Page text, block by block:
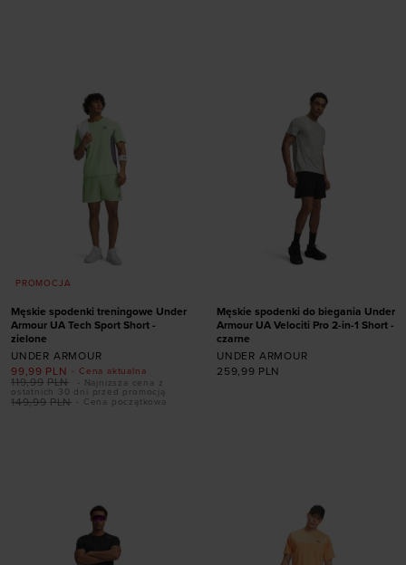
L
PROMOCJA
Męskie spodenki treningowe Under
Armour UA Tech Sport Short -
zielone
UNDER ARMOUR
- Cena aktualna
99,99 PLN
- Cena początkowa
149,99 PLN
119,99 PLN
- Najniższa cena z
ostatnich 30 dni przed promocją
Męskie spodenki do biegania Under
Armour UA Velociti Pro 2-in-1 Short -
czarne
UNDER ARMOUR
259,99 PLN